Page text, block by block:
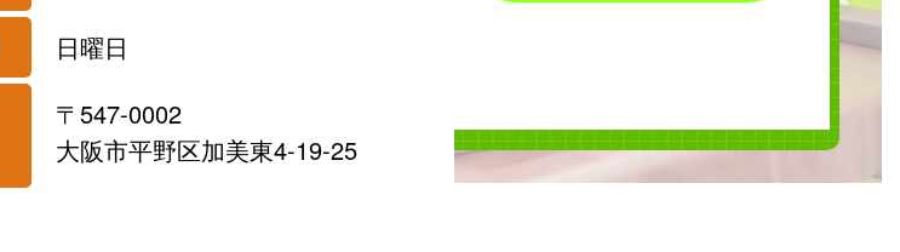
日曜日
〒547-0002
大阪市平野区加美東4-19-25